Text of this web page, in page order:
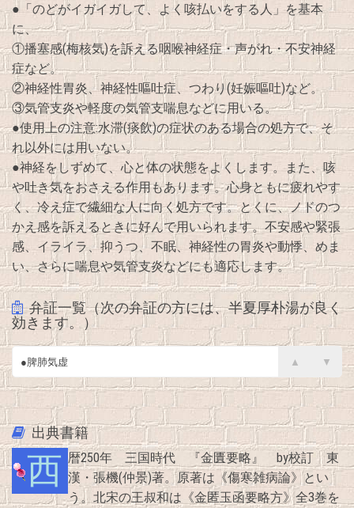
●「のどがイガイガして、よく咳払いをする人」を基本
に、
①播塞感(梅核気)を訴える咽喉神経症・声がれ・不安神経
症など。
②神経性胃炎、神経性嘔吐症、つわり(妊娠嘔吐)など。
③気管支炎や軽度の気管支喘息などに用いる。
●使用上の注意:水滞(痰飲)の症状のある場合の処方で、そ
れ以外には用いない。
●神経をしずめて、心と体の状態をよくします。また、咳
や吐き気をおさえる作用もあります。心身ともに疲れやす
く、冷え症で繊細な人に向く処方です。とくに、ノドのつ
かえ感を訴えるときに好んで用いられます。不安感や緊張
感、イライラ、抑うつ、不眠、神経性の胃炎や動悸、めま
い、さらに喘息や気管支炎などにも適応します。
弁証一覧（次の弁証の方には、半夏厚朴湯が良く
効きます。）
●脾肺気虚
●肝胃不和（肝火犯胃）
▲ ▼
出典書籍
西暦250年 三国時代 『金匱要略』 by校訂 東 漢・張機(仲景)著。原著は《傷寒雑病論》とい
う。北宋の王叔和は《金匿玉函要略方》全3巻を